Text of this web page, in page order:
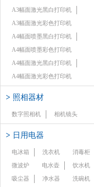
A3幅面激光黑白打印机
A3幅面激光彩色打印机
A4幅面喷墨黑白打印机
A4幅面喷墨彩色打印机
A4幅面激光黑白打印机
A4幅面激光彩色打印机
> 照相器材
数字照相机 相机镜头
> 日用电器
电冰箱 洗衣机
消毒柜
微波炉
电水壶
饮水机
吸尘器
净水器
洗碗机